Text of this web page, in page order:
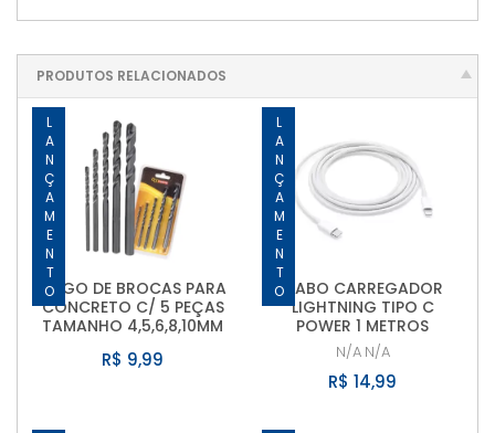
PRODUTOS RELACIONADOS
LANÇAMENTO
JOGO DE BROCAS PARA
CONCRETO C/ 5 PEÇAS
TAMANHO 4,5,6,8,10MM
R$ 9,99
LANÇAMENTOCABO CARREGADOR
LIGHTNING TIPO C
POWER 1 METROS
N/A N/A
R$ 14,99